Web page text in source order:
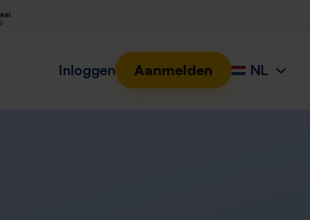
Inloggen Aanmelden NL